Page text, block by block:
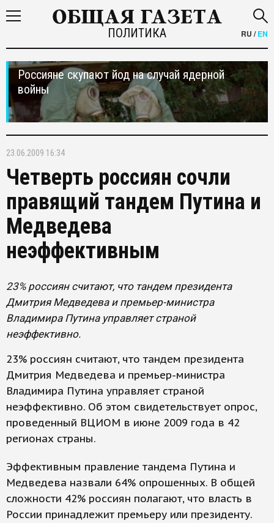
ПОЛИТИКА RU /EN
Россияне скупают йод на случай ядерной
войны
23.06.2009 16:34
Четверть россиян сочли
правящий тандем Путина и
Медведева
неэффективным
23% россиян считают, что тандем президента
Дмитрия Медведева и премьер-министра
Владимира Путина управляет страной
неэффективно.
23% россиян считают, что тандем президента
Дмитрия Медведева и премьер-министра
Владимира Путина управляет страной
неэффективно. Об этом свидетельствует опрос,
проведенный ВЦИОМ в июне 2009 года в 42
регионах страны.
Эффективным правление тандема Путина и
Медведева назвали 64% опрошенных. В общей
сложности 42% россиян полагают, что власть в
России принадлежит премьеру или президенту.